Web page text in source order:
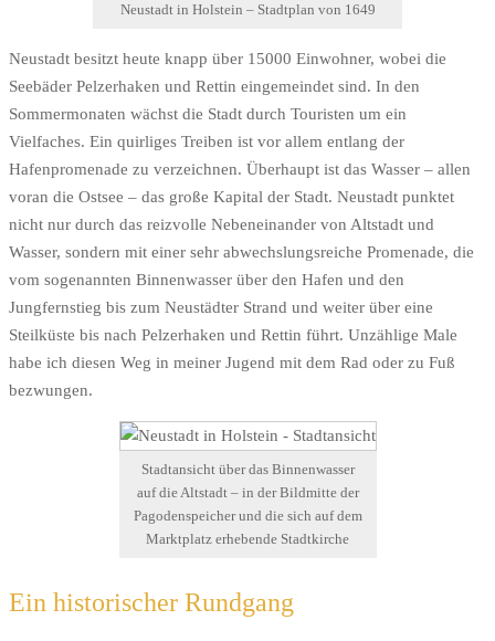
Neustadt in Holstein – Stadtplan von 1649
Neustadt besitzt heute knapp über 15000 Einwohner, wobei die
Seebäder Pelzerhaken und Rettin eingemeindet sind. In den
Sommermonaten wächst die Stadt durch Touristen um ein
Vielfaches. Ein quirliges Treiben ist vor allem entlang der
Hafenpromenade zu verzeichnen. Überhaupt ist das Wasser – allen
voran die Ostsee – das große Kapital der Stadt. Neustadt punktet
nicht nur durch das reizvolle Nebeneinander von Altstadt und
Wasser, sondern mit einer sehr abwechslungsreiche Promenade, die
vom sogenannten Binnenwasser über den Hafen und den
Jungfernstieg bis zum Neustädter Strand und weiter über eine
Steilküste bis nach Pelzerhaken und Rettin führt. Unzählige Male
habe ich diesen Weg in meiner Jugend mit dem Rad oder zu Fuß
bezwungen.
Stadtansicht über das Binnenwasser
auf die Altstadt – in der Bildmitte der
Pagodenspeicher und die sich auf dem
Marktplatz erhebende Stadtkirche
Ein historischer Rundgang